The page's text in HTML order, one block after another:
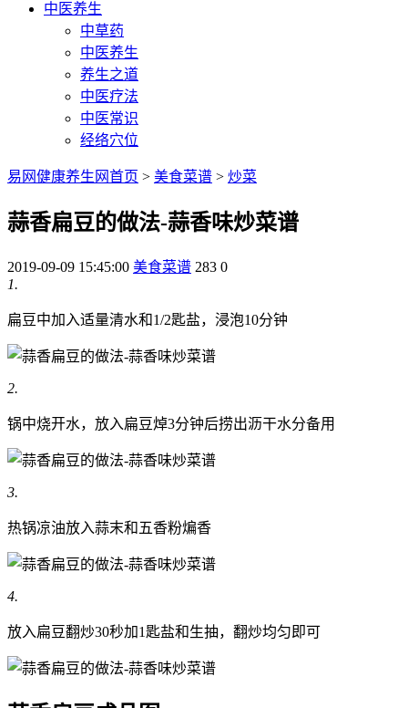
中医养生
中草药
中医养生
养生之道
中医疗法
中医常识
经络穴位
易网健康养生网首页 > 美食菜谱 > 炒菜
蒜香扁豆的做法-蒜香味炒菜谱
2019-09-09 15:45:00 美食菜谱 283 0
1.
扁豆中加入适量清水和1/2匙盐，浸泡10分钟
2.
锅中烧开水，放入扁豆焯3分钟后捞出沥干水分备用
3.
热锅凉油放入蒜末和五香粉煸香
4.
放入扁豆翻炒30秒加1匙盐和生抽，翻炒均匀即可